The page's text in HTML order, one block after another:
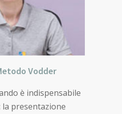
Vodder
è indispensabile
presentazione